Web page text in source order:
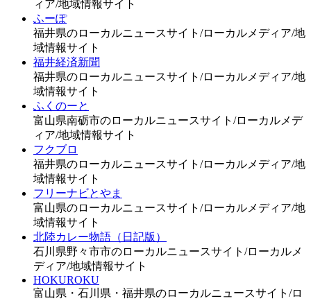
ィア/地域情報サイト
ふーぽ
福井県のローカルニュースサイト/ローカルメディア/地
域情報サイト
福井経済新聞
福井県のローカルニュースサイト/ローカルメディア/地
域情報サイト
ふくのーと
富山県南砺市のローカルニュースサイト/ローカルメデ
ィア/地域情報サイト
フクブロ
福井県のローカルニュースサイト/ローカルメディア/地
域情報サイト
フリーナビとやま
富山県のローカルニュースサイト/ローカルメディア/地
域情報サイト
北陸カレー物語（日記版）
石川県野々市市のローカルニュースサイト/ローカルメ
ディア/地域情報サイト
HOKUROKU
富山県・石川県・福井県のローカルニュースサイト/ロ